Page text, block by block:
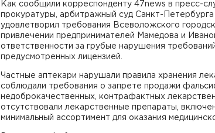
Как сообщили корреспонденту 47news в пресс-
прокуратуры, арбитражный суд Санкт-Петербурга
удовлетворил требования Всеволожского
привлечении предпринимателей Мамедова и
ответственности за грубые нарушения
предусмотренных лицензией.
Частные аптекари нарушали правила хранения
соблюдали требования о запрете продажи
недоброкачественных, контрафактных
отсутствовали лекарственные препараты,
минимальный ассортимент для оказания